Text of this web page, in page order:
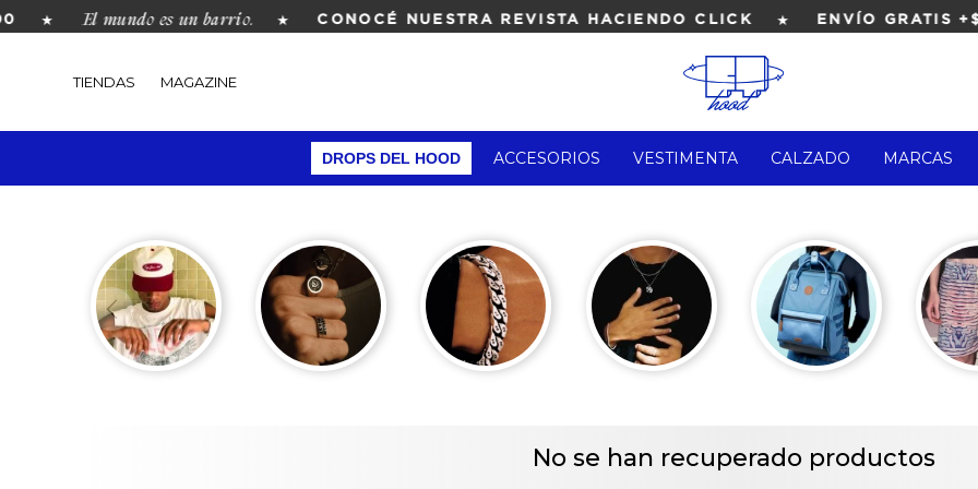
El mundo es un barrio. CONOCÉ NUESTRA REVISTA HACIENDO CLICK ENVÍO GRATIS
DROPS DEL HOOD ACCESORIOS VESTIMENTA CALZADO MARCAS
TIENDAS MAGAZINE
No se han recuperado productos